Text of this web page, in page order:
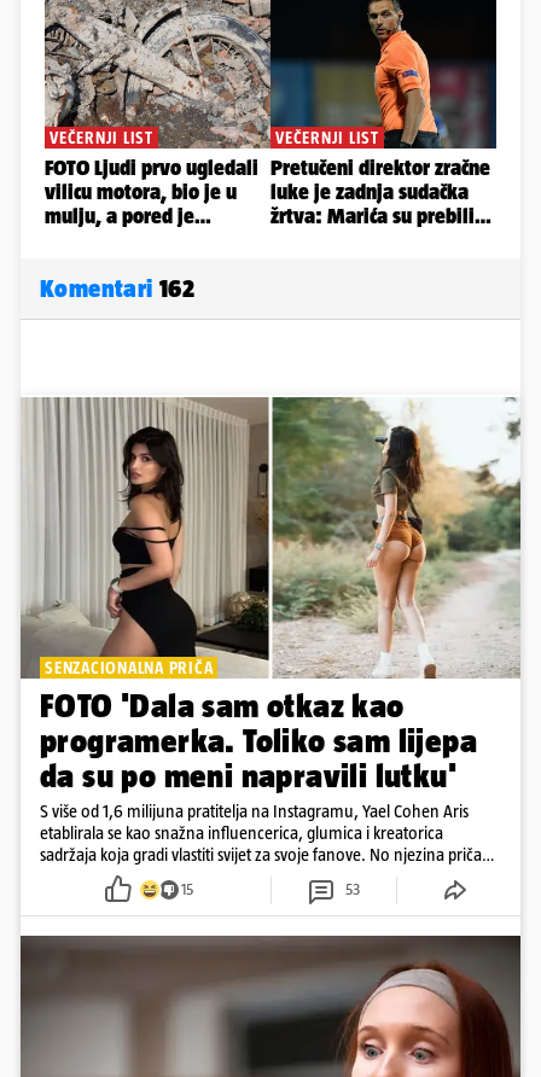
Komentari 162
SENZACIONALNA PRIČA
FOTO 'Dala sam otkaz kao
programerka. Toliko sam lijepa
da su po meni napravili lutku'
S više od 1,6 milijuna pratitelja na Instagramu, Yael Cohen Aris
etablirala se kao snažna influencerica, glumica i kreatorica
sadržaja koja gradi vlastiti svijet za svoje fanove. No njezina priča
pokazuje da online slava dolazi i s neočekivanim izazovima
15 53